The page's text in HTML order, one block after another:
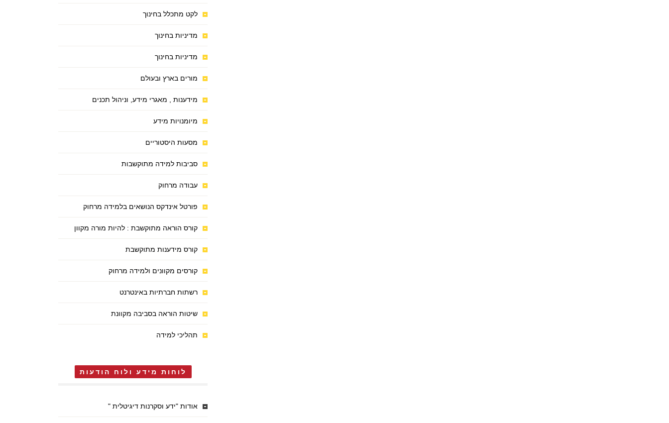
לקט מתכלל בחינוך
מדיניות בחינוך
מדיניות בחינוך
מורים בארץ ובעולם
מידענות , מאגרי מידע, וניהול תכנים
מיומנויות מידע
מסעות היסטוריים
סביבות למידה מתוקשבות
עבודה מרחוק
פורטל אינדקס הנושאים בלמידה מרחוק
קורס הוראה מתוקשבת : להיות מורה מקוון
קורס מידענות מתוקשבת
קורסים מקוונים ולמידה מרחוק
רשתות חברתיות באינטרנט
שיטות הוראה בסביבה מקוונת
תהליכי למידה
לוחות מידע ולוח הודעות
אודות "ידע וסקרנות דיגיטלית "